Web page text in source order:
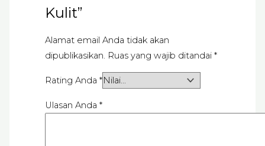
Kulit”
Alamat email Anda tidak akan
dipublikasikan. Ruas yang wajib ditandai*
Rating Anda*
Ulasan Anda*